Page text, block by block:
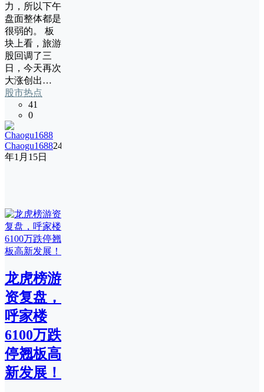
力，所以下午
盘面整体都是
很弱的。 板
块上看，旅游
股回调了三
日，今天再次
大涨创出…
股市热点
41
0
Chaogu168824
年1月15日
龙虎榜游
资复盘，
呼家楼
6100万跌
停翘板高
新发展！